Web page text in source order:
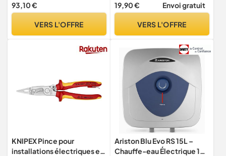
93,10 €
VERS L'OFFRE
19,90 € Envoi gratuit
VERS L'OFFRE
KNIPEX Pince pour
installations électriques en
Ariston Blu Evo RS 15L –
Chauffe-eau Électrique 15